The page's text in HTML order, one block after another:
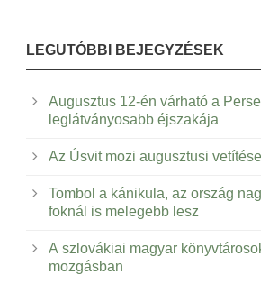
LEGUTÓBBI BEJEGYZÉSEK
Augusztus 12-én várható a
leglátványosabb éjszakája
Az Úsvit mozi augusztusi
Tombol a kánikula, az ország
foknál is melegebb lesz
A szlovákiai magyar
mozgásban